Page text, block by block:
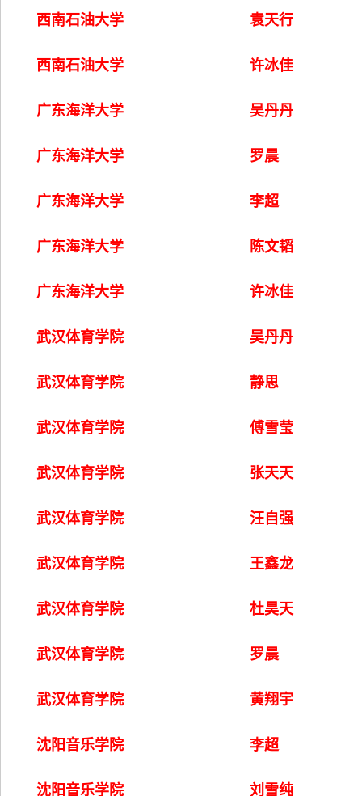
西南石油大学 袁天行
西南石油大学 许冰佳
广东海洋大学 吴丹丹
广东海洋大学 罗晨
广东海洋大学 李超
广东海洋大学 陈文韬
广东海洋大学 许冰佳
武汉体育学院 吴丹丹
武汉体育学院 静思
武汉体育学院 傅雪莹
武汉体育学院 张天天
武汉体育学院 汪自强
武汉体育学院 王鑫龙
武汉体育学院 杜昊天
武汉体育学院 罗晨
武汉体育学院 黄翔宇
沈阳音乐学院 李超
沈阳音乐学院 刘雪纯